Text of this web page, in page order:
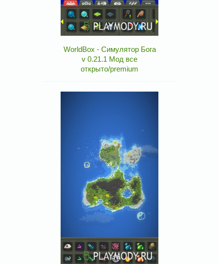
WorldBox - Симулятор Бога
v 0.21.1 Мод все
открыто/premium